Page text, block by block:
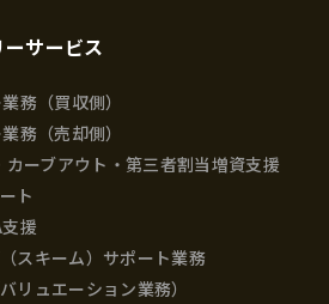
サービス
務（買収側）
務（売却側）
ーブアウト・第三者割当増資支援
ト
援
スキーム）サポート業務
リュエーション業務）